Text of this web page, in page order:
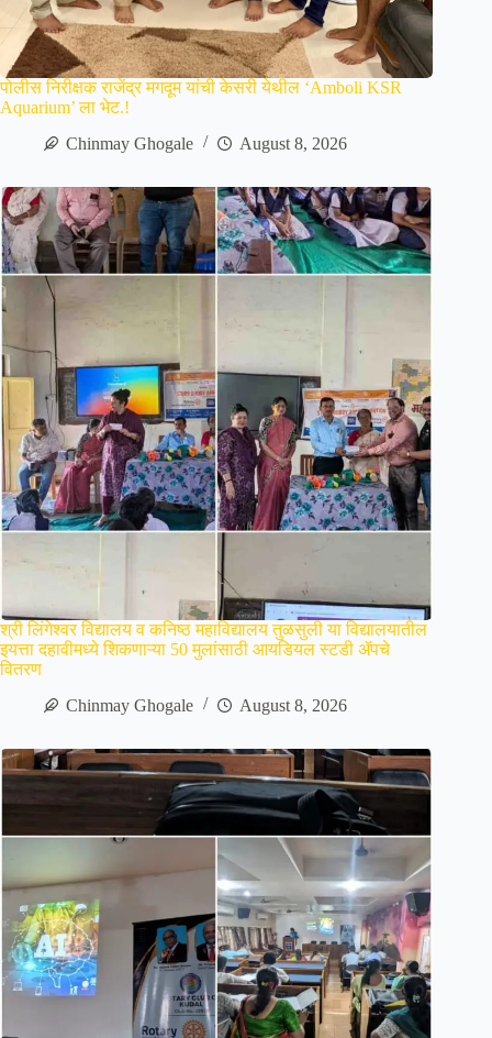
पोलीस निरीक्षक राजेंद्र मगदूम यांची केसरी येथील ‘Amboli KSR
Aquarium’ ला भेट.!
Chinmay Ghogale
August 8, 2026
श्री लिंगेश्वर विद्यालय व कनिष्ठ महाविद्यालय तुळसुली या विद्यालयातील
इयत्ता दहावीमध्ये शिकणाऱ्या 50 मुलांसाठी आयडियल स्टडी ॲपचे
वितरण
Chinmay Ghogale
August 8, 2026